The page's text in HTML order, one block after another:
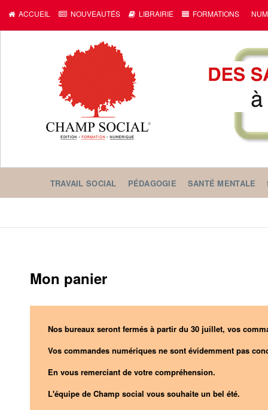
ACCUEIL NOUVEAUTÉS LIBRAIRIE FORMATIONS
TRAVAIL SOCIAL PÉDAGOGIE SANTÉ MENTALE
Mon panier
Nos bureaux seront fermés à partir du 30 juillet, vos
Vos commandes numériques ne sont évidemment pas
En vous remerciant de votre compréhension.
L'équipe de Champ social vous souhaite un bel été.